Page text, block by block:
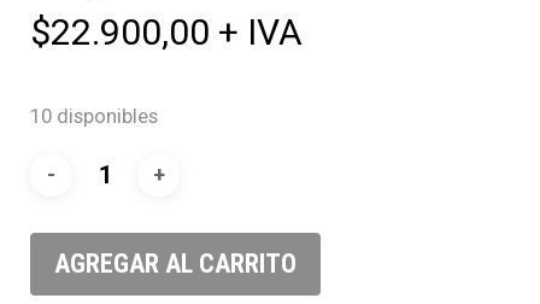
$22.900,00 + IVA
10 disponibles
AGREGAR AL CARRITO